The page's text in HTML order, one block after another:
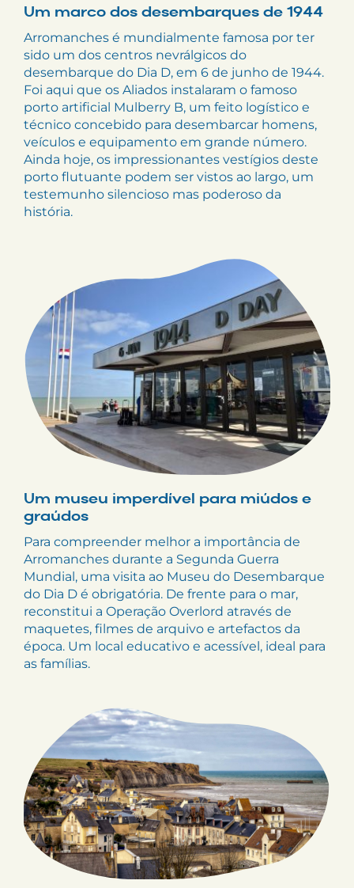
Um marco dos desembarques de 1944
Arromanches é mundialmente famosa por ter
sido um dos centros nevrálgicos do
desembarque do Dia D, em 6 de junho de 1944.
Foi aqui que os Aliados instalaram o famoso
porto artificial Mulberry B, um feito logístico e
técnico concebido para desembarcar homens,
veículos e equipamento em grande número.
Ainda hoje, os impressionantes vestígios deste
porto flutuante podem ser vistos ao largo, um
testemunho silencioso mas poderoso da
história.
Um museu imperdível para miúdos e
graúdos
Para compreender melhor a importância de
Arromanches durante a Segunda Guerra
Mundial, uma visita ao Museu do Desembarque
do Dia D é obrigatória. De frente para o mar,
reconstitui a Operação Overlord através de
maquetes, filmes de arquivo e artefactos da
época. Um local educativo e acessível, ideal para
as famílias.